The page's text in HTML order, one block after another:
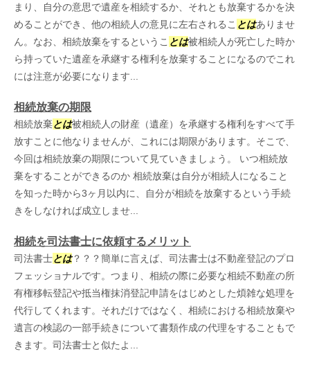
まり、自分の意思で遺産を相続するか、それとも放棄するかを決
めることができ、他の相続人の意見に左右されるこ とはありませ
ん。なお、相続放棄をするというこ とは被相続人が死亡した時か
ら持っていた遺産を承継する権利を放棄することになるのでこれ
には注意が必要になります...
相続放棄の期限
相続放棄とは被相続人の財産（遺産）を承継する権利をすべて手
放すことに他なりませんが、これには期限があります。そこで、
今回は相続放棄の期限について見ていきましょう。 いつ相続放
棄をすることができるのか 相続放棄は自分が相続人になること
を知った時から3ヶ月以内に、自分が相続を放棄するという手続
きをしなければ成立しませ...
相続を司法書士に依頼するメリット
司法書士とは？？？簡単に言えば、司法書士は不動産登記のプロ
フェッショナルです。つまり、相続の際に必要な相続不動産の所
有権移転登記や抵当権抹消登記申請をはじめとした煩雑な処理を
代行してくれます。それだけではなく、相続における相続放棄や
遺言の検認の一部手続きについて書類作成の代理をすることもで
きます。司法書士と似たよ...